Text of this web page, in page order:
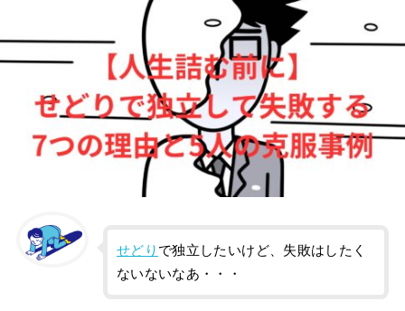
せどり で独立したいけど、失敗はしたく
ないないなあ・・・